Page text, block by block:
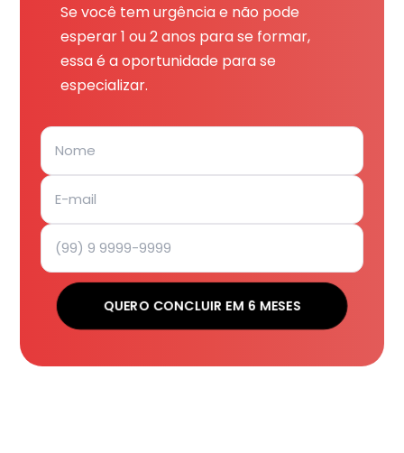
Se você tem urgência e não pode
esperar 1 ou 2 anos para se formar,
essa é a oportunidade para se
especializar.
QUERO CONCLUIR EM 6 MESES